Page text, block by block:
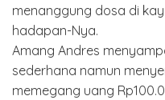
menanggung dosa di
hadapan-Nya.
Amang Andres
sederhana namun
memegang uang